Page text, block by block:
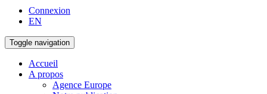
Connexion
EN
Toggle navigation
Accueil
A propos
Agence Europe